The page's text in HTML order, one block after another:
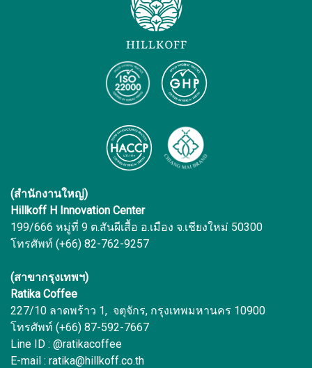
(สำนักงานใหญ่)
Hillkoff H Innovation Center
199/666 หมู่ที่ 9 ต.สันผีเสื้อ อ.เมือง จ.เชียงใหม่ 50300
โทรศัพท์ (+66) 82-762-9257
(สาขากรุงเทพฯ)
Ratika Coffee
227/10 ลาดพร้าว 1, จตุจักร, กรุงเทพมหานคร 10900
โทรศัพท์ (+66) 87-592-7667
Line ID : @ratikacoffee
E-mail : ratika@hillkoff.co.th